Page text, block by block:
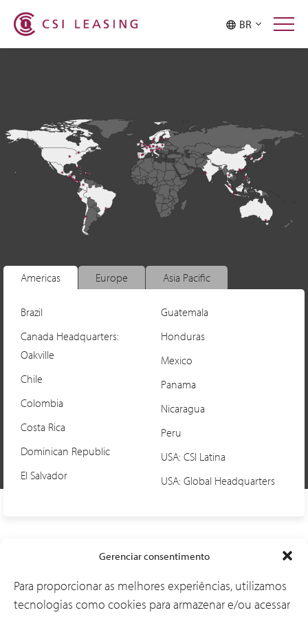
Gerenciar consentimento
Para proporcionar as melhores experiências, utilizamos
tecnologias como cookies para armazenar e/ou acessar
BR
Americas Europe Asia Pacific
Brazil
Canada Headquarters:
Oakville
Chile
Colombia
Costa Rica
Dominican Republic
El Salvador
Guatemala
Honduras
Mexico
Panama
Nicaragua
Peru
USA: CSI Latina
USA: Global Headquarters
Soluções
Por que a CSI